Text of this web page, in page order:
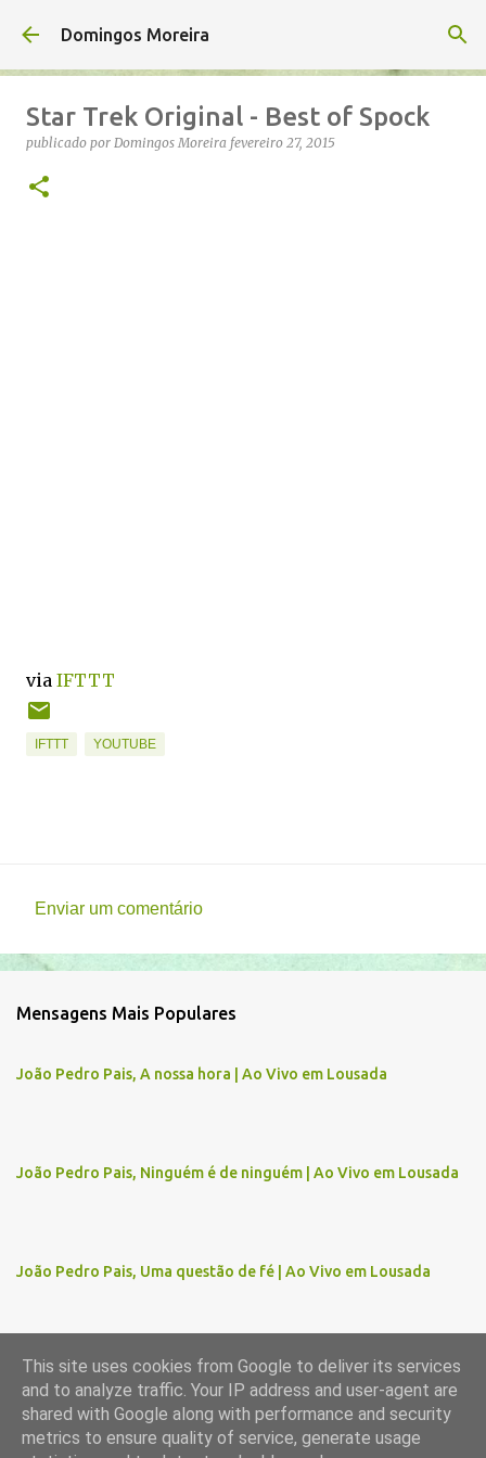
Avançar para o conteúdo principal
Domingos Moreira
Star Trek Original - Best of Spock
publicado por Domingos Moreira fevereiro 27, 2015
via IFTTT
IFTTT YOUTUBE
o
e
t
i
Enviar um comentário
Mensagens Mais Populares
João Pedro Pais, A nossa hora | Ao Vivo em Lousada
João Pedro Pais, Ninguém é de ninguém | Ao Vivo em Lousada
João Pedro Pais, Uma questão de fé | Ao Vivo em Lousada
Com tecnologia do Blogger
Imagens de temas porgaffera
This site uses cookies from Google to deliver its services
and to analyze traffic. Your IP address and user-agent are
shared with Google along with performance and security
metrics to ensure quality of service, generate usage